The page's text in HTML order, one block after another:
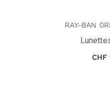
RAY-BAN
CHF